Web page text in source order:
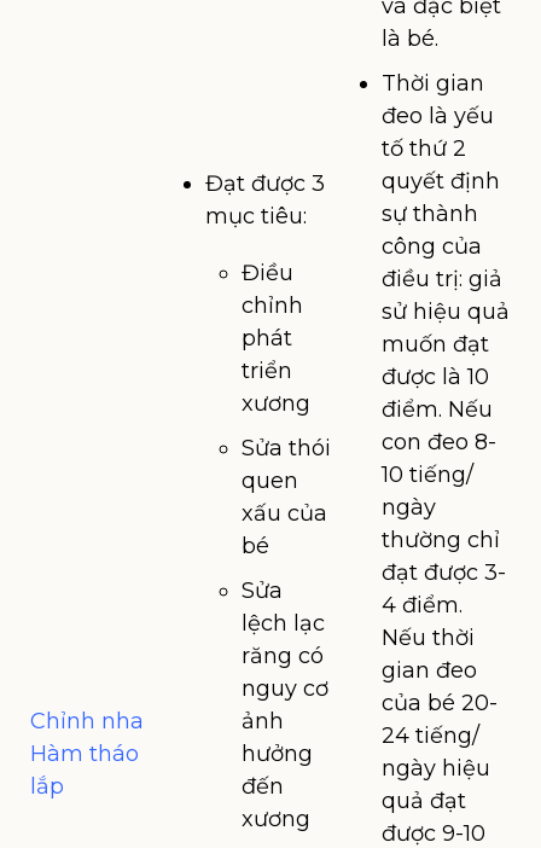
Chỉnh nha
Hàm tháo
lắp
Đạt được 3
mục tiêu:
Điều
chỉnh
phát
triển
xương
Sửa thói
quen
xấu của
bé
Sửa
lệch lạc
răng có
nguy cơ
ảnh
hưởng
đến
xương
và đặc biệt
là bé.
Thời gian
đeo là yếu
tố thứ 2
quyết định
sự thành
công của
điều trị: giả
sử hiệu quả
muốn đạt
được là 10
điểm. Nếu
con đeo 8-
10 tiếng/
ngày
thường chỉ
đạt được 3-
4 điểm.
Nếu thời
gian đeo
của bé 20-
24 tiếng/
ngày hiệu
quả đạt
được 9-10